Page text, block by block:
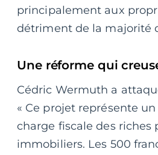
principalement aux
détriment de la majorité
Une réforme qui
Cédric Wermuth a
« Ce projet représente
charge fiscale des riches
immobiliers. Les 500